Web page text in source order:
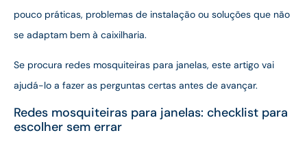
pouco práticas, problemas de instalação ou soluções que não
se adaptam bem à caixilharia.
Se procura redes mosquiteiras para janelas, este artigo vai
ajudá-lo a fazer as perguntas certas antes de avançar.
Redes mosquiteiras para janelas: checklist para
escolher sem errar